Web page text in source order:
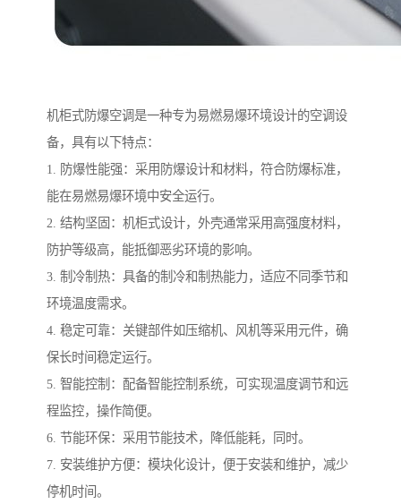
机柜式防爆空调是一种专为易燃易爆环境设计的空调设
备，具有以下特点：
1. 防爆性能强：采用防爆设计和材料，符合防爆标准，
能在易燃易爆环境中安全运行。
2. 结构坚固：机柜式设计，外壳通常采用高强度材料，
防护等级高，能抵御恶劣环境的影响。
3. 制冷制热：具备的制冷和制热能力，适应不同季节和
环境温度需求。
4. 稳定可靠：关键部件如压缩机、风机等采用元件，确
保长时间稳定运行。
5. 智能控制：配备智能控制系统，可实现温度调节和远
程监控，操作简便。
6. 节能环保：采用节能技术，降低能耗，同时。
7. 安装维护方便：模块化设计，便于安装和维护，减少
停机时间。